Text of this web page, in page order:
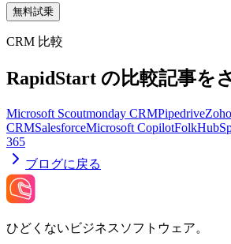
無料試乗
CRM 比較
RapidStart の比較記事を
Microsoft Scoutmonday CRMPipedriveZoho
CRMSalesforceMicrosoft CopilotFolk
365
ブログに戻る
ひどくないビジネスソフトウェア。